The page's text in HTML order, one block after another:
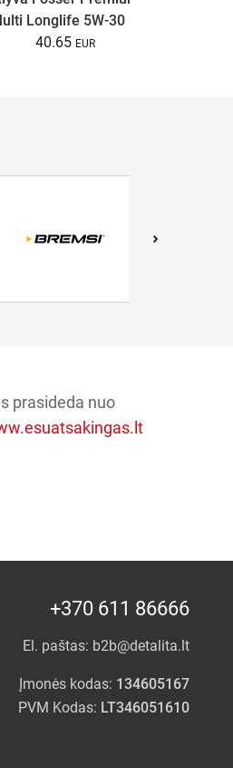
Longlife 5W-30 5l
40.65
prasideda nuo
+370 611 86666
El. paštas: b2b@detalita.lt
Įmonės kodas: 134605167
PVM Kodas: LT346051610